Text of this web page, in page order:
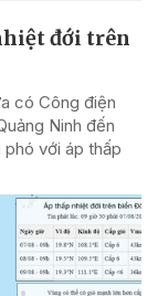
đới trên
có Công điện
Ninh đến
với áp thấp